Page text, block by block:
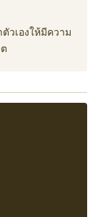
วเองให้มีความ